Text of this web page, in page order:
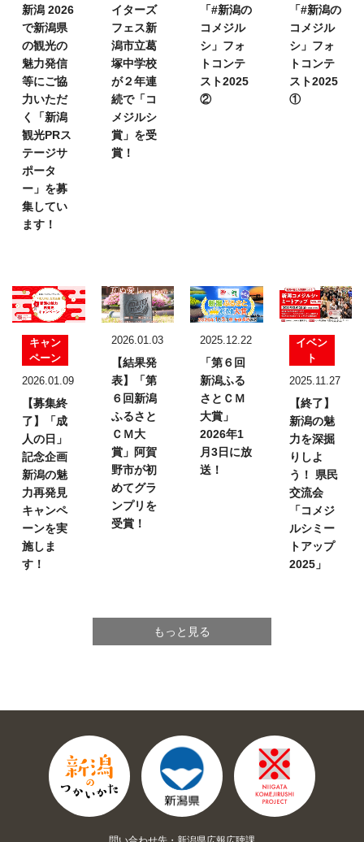
新潟 2026
で新潟県
の観光の
魅力発信
等にご協
力いただ
く「新潟
観光PRス
テージサ
ポータ
ー」を募
集してい
ます！
イターズ
フェス新
潟市立葛
塚中学校
が２年連
続で「コ
メジルシ
賞」を受
賞！
「#新潟の
コメジル
シ」フォ
トコンテ
スト2025
②
「#新潟の
コメジル
シ」フォ
トコンテ
スト2025
①
キャン
ペーン
2026.01.09
【募集終
了】「成
人の日」
記念企画
新潟の魅
力再発見
キャンペ
ーンを実
施しま
す！
2026.01.03
【結果発
表】
「第
６回新潟
ふるさと
ＣＭ大
賞」 阿賀
野市が初
めてグラ
ンプリを
受賞！
2025.12.22
「第６回
新潟ふる
さとＣＭ
大賞」
2026年1
月3日に放
送！
イベン
ト
2025.11.27
【終了】
新潟の魅
力を深掘
りしよ
う！
県民
交流会
「コメジ
ルシミー
トアップ
2025」
もっと見る